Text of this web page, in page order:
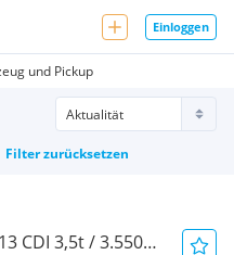
Einloggen
und Pickup
Filter zurücksetzen
CDI 3,5t / 3.550